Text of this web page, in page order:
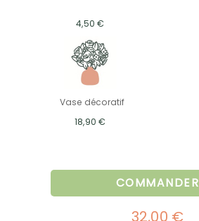
4,50 €
Vase décoratif
18,90 €
COMMANDER
32,00 €